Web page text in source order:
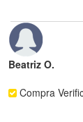
Beatriz O.
Compra